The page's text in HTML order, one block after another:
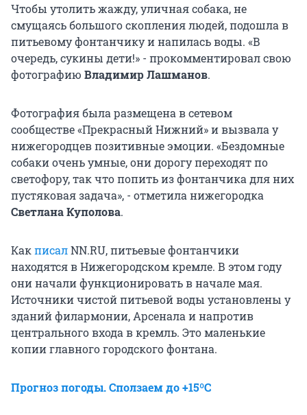
Чтобы утолить жажду, уличная собака, не
смущаясь большого скопления людей, подошла в
питьевому фонтанчику и напилась воды. «В
очередь, сукины дети!» - прокомментировал свою
фотографию Владимир Лашманов.
Фотография была размещена в сетевом
сообществе «Прекрасный Нижний» и вызвала у
нижегородцев позитивные эмоции. «Бездомные
собаки очень умные, они дорогу переходят по
светофору, так что попить из фонтанчика для них
пустяковая задача», - отметила нижегородка
Светлана Куполова.
КакписалNN.RU, питьевые фонтанчики
находятся в Нижегородском кремле. В этом году
они начали функционировать в начале мая.
Источники чистой питьевой воды установлены у
зданий филармонии, Арсенала и напротив
центрального входа в кремль. Это маленькие
копии главного городского фонтана.
Прогноз погоды. Сползаем до +15ºС